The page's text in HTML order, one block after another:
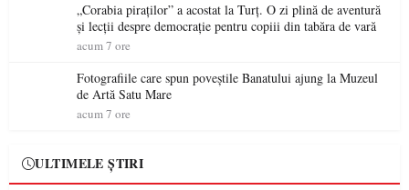
„Corabia piraților” a acostat la Turț. O zi plină de aventură
și lecții despre democrație pentru copiii din tabăra de vară
acum 7 ore
Fotografiile care spun poveștile Banatului ajung la Muzeul
de Artă Satu Mare
acum 7 ore
ULTIMELE ȘTIRI